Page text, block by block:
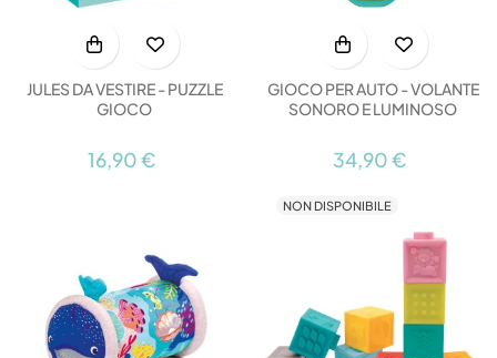
JULES DA VESTIRE - PUZZLE
GIOCO
16,90 €
GIOCO PER AUTO - VOLANTE
SONORO E LUMINOSO
34,90 €
NON DISPONIBILE